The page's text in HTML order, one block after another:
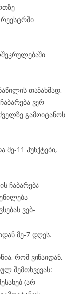
თანახმად,
ვერ
გამოიტანოს
მე-11 პუნქტები,
ჩაბარება
ვებ-
მე-7 დღეს.
რომ ვინაიდან,
შემთხვევას:
(არ